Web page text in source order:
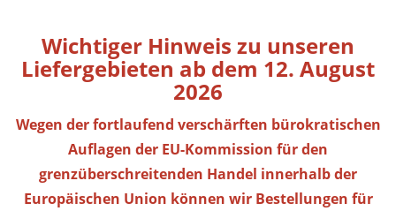
Wichtiger Hinweis zu unseren
Liefergebieten ab dem 12. August
2026
Wegen der fortlaufend verschärften bürokratischen
Auflagen der EU-Kommission für den
grenzüberschreitenden Handel innerhalb der
Europäischen Union können wir Bestellungen für